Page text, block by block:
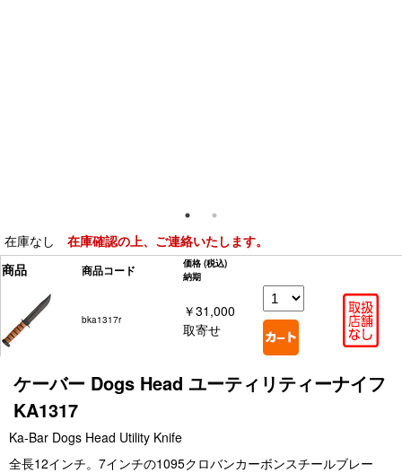
在庫なし 在庫確認の上、ご連絡いたします。
商品
商品コード 価格 (税込)
納期
bka1317r
￥31,000
取寄せ
ケーバー Dogs Head ユーティリティーナイフ
KA1317
Ka-Bar Dogs Head Utility Knife
全長12インチ。7インチの1095クロバンカーボンスチールブレー